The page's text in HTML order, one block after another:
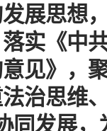
展思想
实《中
见》，
治思维
同发展